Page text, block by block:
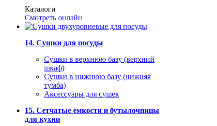
Каталоги
Смотреть онлайн
14. Сушки для посуды
Сушки в верхнюю базу (верхний
шкаф)
Сушки в нижнюю базу (нижняя
тумба)
Аксессуары для сушек
15. Сетчатые емкости и бутылочницы
для кухни